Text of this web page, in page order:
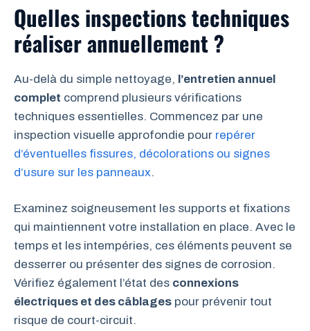
Quelles inspections techniques
réaliser annuellement ?
Au-delà du simple nettoyage, l’entretien annuel
complet comprend plusieurs vérifications
techniques essentielles. Commencez par une
inspection visuelle approfondie pour repérer
d’éventuelles fissures, décolorations ou signes
d’usure sur les panneaux.
Examinez soigneusement les supports et fixations
qui maintiennent votre installation en place. Avec le
temps et les intempéries, ces éléments peuvent se
desserrer ou présenter des signes de corrosion.
Vérifiez également l’état des connexions
électriques et des câblages pour prévenir tout
risque de court-circuit.